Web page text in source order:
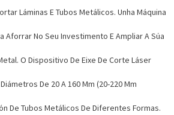
Láminas E Tubos Metálicos. Unha Máquina
Aforrar No Seu Investimento E Ampliar A Súa
O Dispositivo De Eixe De Corte Láser
De 20 A 160 Mm (20-220 Mm
De Tubos Metálicos De Diferentes Formas.